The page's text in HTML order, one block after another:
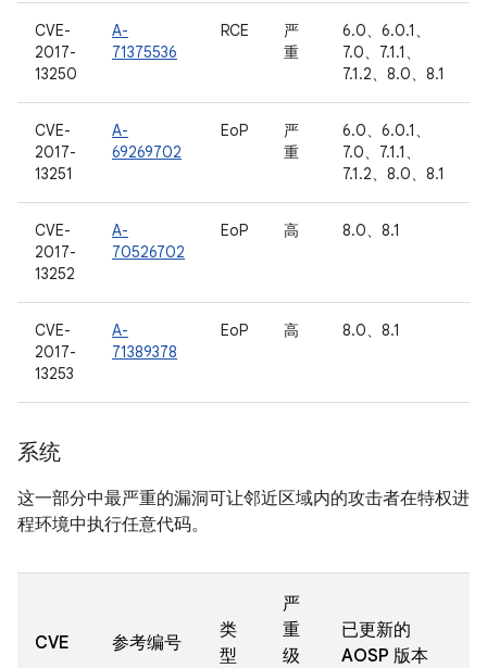
CVE-
2017-
13250
A-
71375536
RCE
严
重
6.0、6.0.1、
7.0、7.1.1、
7.1.2、8.0、8.1
CVE-
2017-
13251
A-
69269702
EoP
严
重
6.0、6.0.1、
7.0、7.1.1、
7.1.2、8.0、8.1
CVE-
2017-
13252
A-
70526702
EoP 高 8.0、8.1
CVE-
2017-
13253
A-
71389378
EoP 高 8.0、8.1
系统
这一部分中最严重的漏洞可让邻近区域内的攻击者在特权进
程环境中执行任意代码。
CVE 参考编号
类
型
严
重
级
已更新的
AOSP 版本